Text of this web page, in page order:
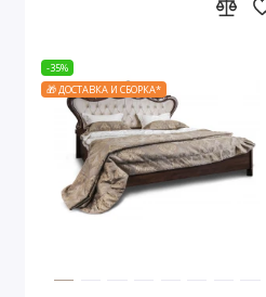
-35%
🎁 ДОСТАВКА И СБОРКА*